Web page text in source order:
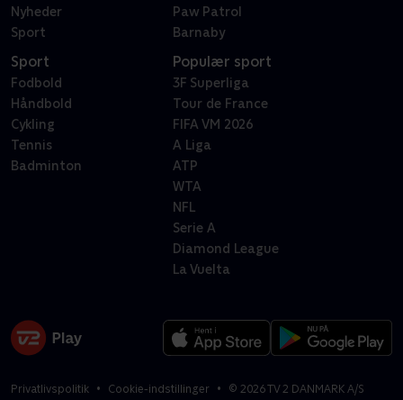
Nyheder
Sport
Paw Patrol
Barnaby
Sport
Fodbold
Håndbold
Cykling
Tennis
Badminton
Populær sport
3F Superliga
Tour de France
FIFA VM 2026
A Liga
ATP
WTA
NFL
Serie A
Diamond League
La Vuelta
Privatlivspolitik Cookie-indstillinger © 2026TV 2 DANMARK A/S